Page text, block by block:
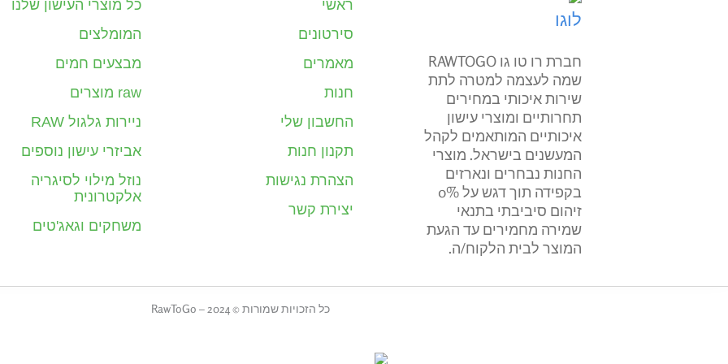
חברת רו טו גו RAWTOGO
שמה לעצמה למטרה לתת
שירות איכותי במחירים
תחרותיים ומוצרי עישון
איכותיים המותאמים לקהל
המעשנים בישראל. מוצרי
החנות נבחרים ונארזים
בקפידה תוך דגש על 0%
זיהום סיביבתי בתנאי
שמירה מחמירים עד הגעת
המוצר לבית הלקוח/ה.
ראשי
סירטונים
מאמרים
חנות
החשבון שלי
תקנון חנות
הצהרת נגישות
יצירת קשר
כל מוצרי העישון שלנו
המומלצים
מבצעים חמים
raw מוצרים
ניירות גלגול RAW
אביזרי עישון נוספים
נוזל מילוי לסיגריה
אלקטרונית
משחקים וגאג'טים
כל הזכויות שמורות © 2024 – RawToGo